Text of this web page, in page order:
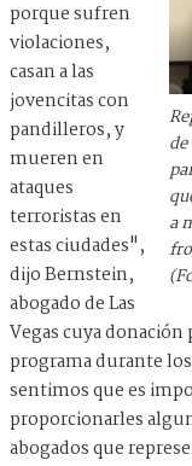
a
porque sufren
violaciones,
casan a las
jovencitas con
pandilleros, y
mueren en
ataques
terroristas en
estas ciudades",
dijo Bernstein,
abogado de Las
Vegas cuya
programa durante
sentimos que es
proporcionarles
abogados que